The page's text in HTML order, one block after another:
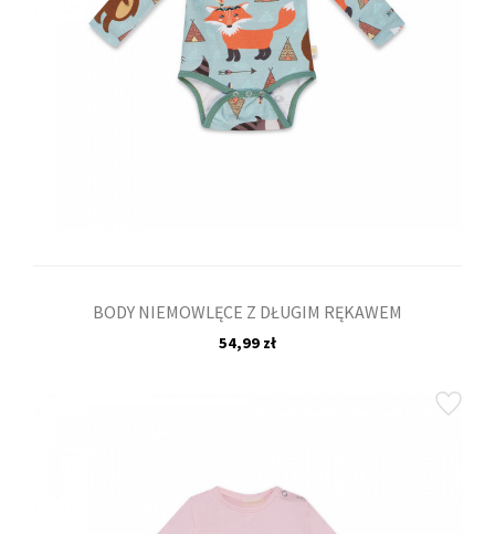
BODY NIEMOWLĘCE Z DŁUGIM RĘKAWEM
54,99 zł